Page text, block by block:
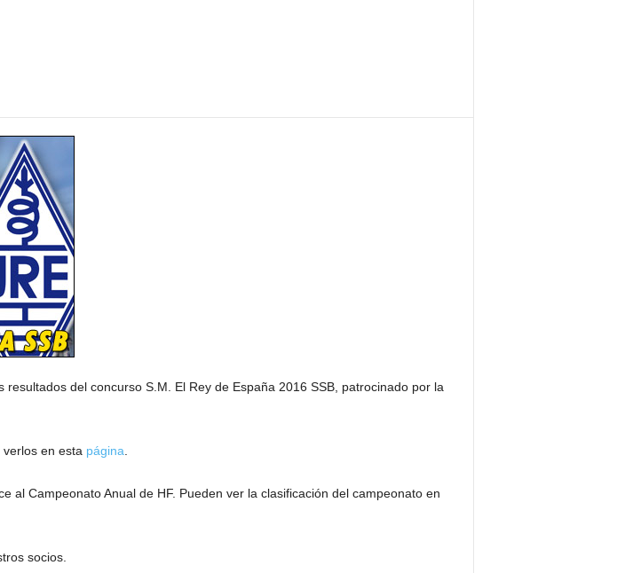
resultados del concurso S.M. El Rey de España 2016 SSB, patrocinado por la
en esta página
al Campeonato Anual de HF. Pueden ver la clasificación del campeonato en
socios.